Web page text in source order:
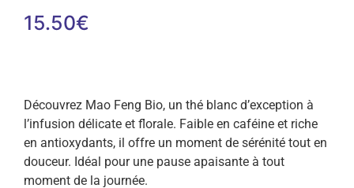
15.50€
Découvrez Mao Feng Bio, un thé blanc d’exception à
l’infusion délicate et florale. Faible en caféine et riche
en antioxydants, il offre un moment de sérénité tout en
douceur. Idéal pour une pause apaisante à tout
moment de la journée.